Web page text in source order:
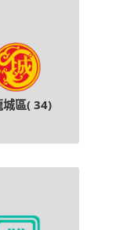
城區( 34)